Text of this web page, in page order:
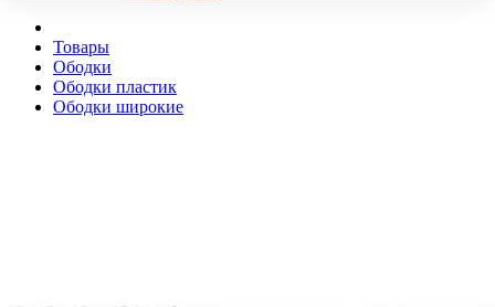
Товары
Ободки
Ободки пластик
Ободки широкие